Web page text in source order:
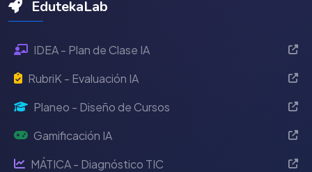
EdutekaLab
IDEA - Plan de Clase IA
RubriK - Evaluación IA
Planeo - Diseño de Cursos
Gamificación IA
MÁTICA - Diagnóstico TIC